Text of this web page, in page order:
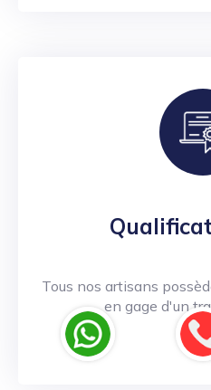
Tous nos artisans
en gage d'un